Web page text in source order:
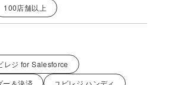
100店舗以上
レジ for Salesforce